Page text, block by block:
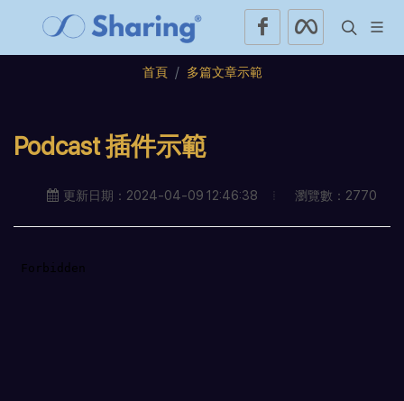
首頁 多篇文章示範
Podcast 插件示範
更新日期：2024-04-09 12:46:38 瀏覽數：2770